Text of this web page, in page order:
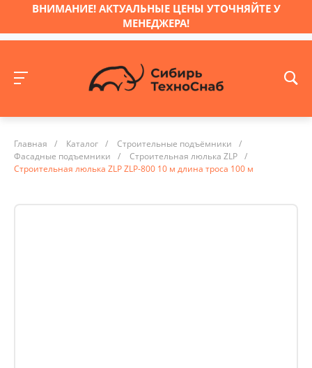
ВНИМАНИЕ! АКТУАЛЬНЫЕ ЦЕНЫ УТОЧНЯЙТЕ У
МЕНЕДЖЕРА!
Главная / Каталог / Строительные подъёмники
/
Фасадные подъемники
/ Строительная люлька ZLP /
Строительная люлька ZLP ZLP-800 10 м длина троса 100 м